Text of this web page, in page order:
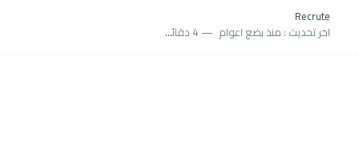
Recrute
اخر تحديث : منذ بضع اعوام 4 دقائق للقراءة